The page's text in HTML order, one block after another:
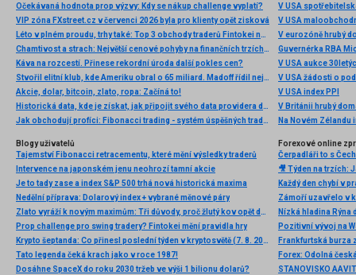
Očekávaná hodnota prop výzvy: Kdy se nákup challenge vyplatí?
VIP zóna FXstreet.cz v červenci 2026 byla pro klienty opět zisková
Léto v plném proudu, trhy také: Top 3 obchody traderů Fintokei na indexech a zlatě
Chamtivost a strach: Největší cenové pohyby na finančních trzích (červenec 2026)
Káva na rozcestí. Přinese rekordní úroda další pokles cen?
Stvořil elitní klub, kde Ameriku obral o 65 miliard. Madoff řídil největší Ponzi dějin
Akcie, dolar, bitcoin, zlato, ropa: Začíná to!
Historická data, kde je získat, jak připojit svého data providera do MultiCharts a proč je budeme potřebovat? (4. díl)
Jak obchodují profíci: Fibonacci trading - systém úspěšných traderů
V USA
V USA
V eurozóně hrubý
Guvernérka RBA
V USA aukce
V USA žádosti o
V USA index PPI
V Británii hrubý
Na Novém Zélandu
Blogy uživatelů
Tajemství Fibonacci retracementu, které mění výsledky traderů
Intervence na japonském jenu neohrozí tamní akcie
Je to tady zase a index S&P 500 trhá nová historická maxima
Nedělní příprava: Dolarový index + vybrané měnové páry
Zlato vyráží k novým maximům: Tři důvody, proč žlutý kov opět dominuje
Prop challenge pro swing tradery? Fintokei mění pravidla hry
Krypto šeptanda: Co přinesl poslední týden v kryptosvětě (7. 8. 2026)
Tato legenda čeká krach jako v roce 1987!
Dosáhne SpaceX do roku 2030 tržeb ve výši 1 bilionu dolarů?
Forexové online
Nízká hladina
Pozitivní vývoj na
Frankfurtská burza